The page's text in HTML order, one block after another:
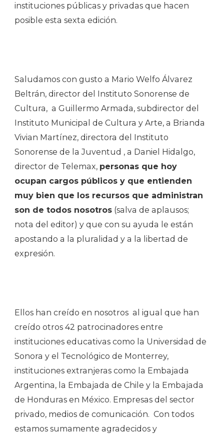
instituciones públicas y privadas que hacen
posible esta sexta edición.
Saludamos con gusto a Mario Welfo Álvarez
Beltrán, director del Instituto Sonorense de
Cultura, a Guillermo Armada, subdirector del
Instituto Municipal de Cultura y Arte, a Brianda
Vivian Martínez, directora del Instituto
Sonorense de la Juventud , a Daniel Hidalgo,
director de Telemax, personas que hoy
ocupan cargos públicos y que entienden
muy bien que los recursos que administran
son de todos nosotros (salva de aplausos;
nota del editor) y que con su ayuda le están
apostando a la pluralidad y a la libertad de
expresión.
Ellos han creído en nosotros al igual que han
creído otros 42 patrocinadores entre
instituciones educativas como la Universidad de
Sonora y el Tecnológico de Monterrey,
instituciones extranjeras como la Embajada
Argentina, la Embajada de Chile y la Embajada
de Honduras en México. Empresas del sector
privado, medios de comunicación. Con todos
estamos sumamente agradecidos y